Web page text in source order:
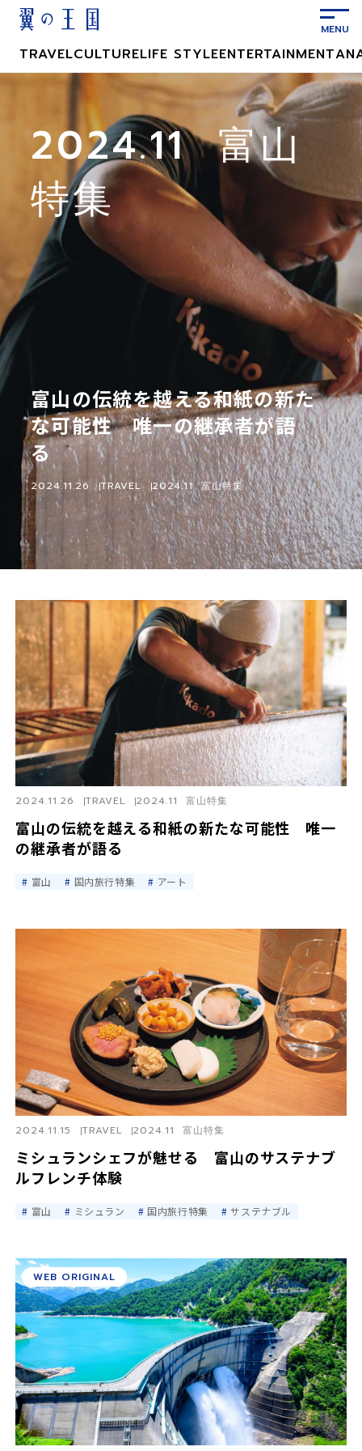
TRAVELCULTURELIFE STYLEENTERTAINMENT
2024.11 富山
特集
富山の伝統を越える和紙の新た
な可能性 唯一の継承者が語
る
2024.11.26 TRAVEL 2024.11 富山特集
富山の伝統を越える和紙の新たな可能性 唯一
の継承者が語る
2024.11.26 TRAVEL 2024.11 富山特集
富山 国内旅行特集 アート
ミシュランシェフが魅せる 富山のサステナブ
ルフレンチ体験
2024.11.15 TRAVEL 2024.11 富山特集
富山 ミシュラン 国内旅行特集 サステナブル
WEB ORIGINAL